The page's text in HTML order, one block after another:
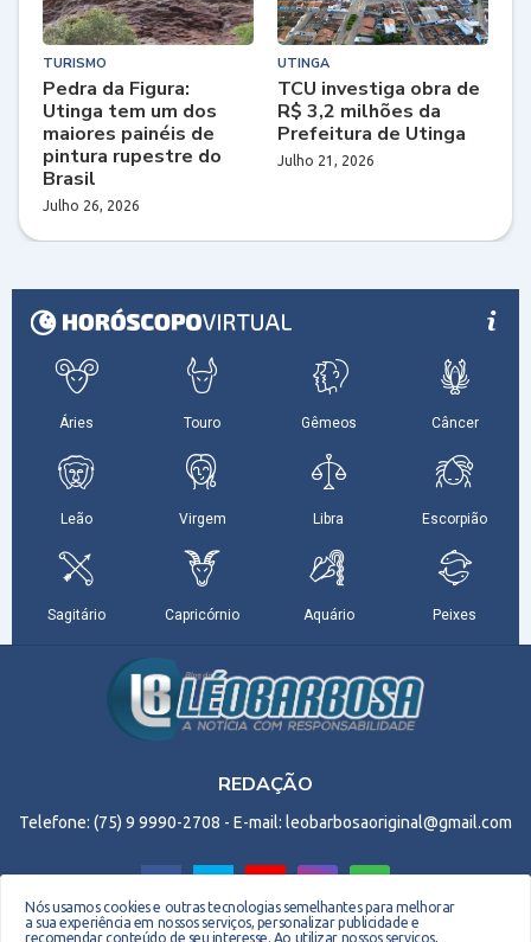
TURISMO
Pedra da Figura:
Utinga tem um dos
maiores painéis de
pintura rupestre do
Brasil
Julho 26, 2026
UTINGA
TCU investiga obra de
R$ 3,2 milhões da
Prefeitura de Utinga
Julho 21, 2026
REDAÇÃO
Telefone: (75) 9 9990-2708 - E-mail: leobarbosaoriginal@gmail.com
Nós usamos cookies e outras tecnologias semelhantes para melhorar
a sua experiência em nossos serviços, personalizar publicidade e
recomendar conteúdo de seu interesse. Ao utilizar nossos serviços,